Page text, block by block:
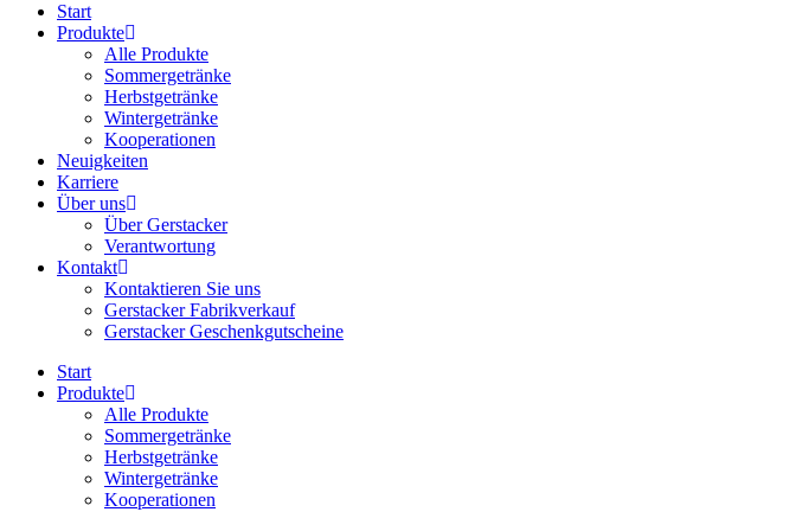
Start
Produkte
Alle Produkte
Sommergetränke
Herbstgetränke
Wintergetränke
Kooperationen
Neuigkeiten
Karriere
Über uns
Über Gerstacker
Verantwortung
Kontakt
Kontaktieren Sie uns
Gerstacker Fabrikverkauf
Gerstacker Geschenkgutscheine
Start
Produkte
Alle Produkte
Sommergetränke
Herbstgetränke
Wintergetränke
Kooperationen